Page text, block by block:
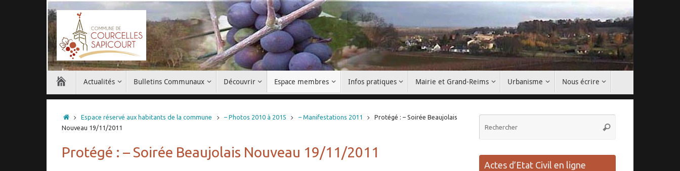
Passer
contenu
Actualités Bulletins Communaux Découvrir Espace membres Infos pratiques Mairie et Grand-Reims Urbanisme Nous écrire
AccueilEspace réservé aux habitants de la commune – Photos 2010 à 2015 – Manifestations 2011
Protégé : – Soirée Beaujolais
Nouveau 19/11/2011
Protégé : – Soirée Beaujolais Nouveau 19/11/2011
Rechercher
Actes d’Etat Civil en ligne